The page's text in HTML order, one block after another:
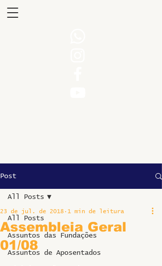
Post
All Posts
Assuntos das Fundações
Assuntos de Aposentados
All Posts
Assembleia Geral
01/08
23 de jul. de 2018 1 min de leitura